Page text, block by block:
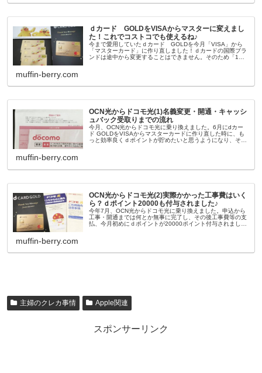
ｄカード GOLDをVISAからマスターに変えまし
た！これでコストコでも使えるね♪
今まで愛用していたｄカード GOLDを今月「VISA」から
「マスターカード」に作り直しました！ｄカードの国際ブラ
ンドは途中から変更することはできません。そのため「1度
muffin-berry.com
OCN光からドコモ光(1)名義変更・開通・キャッシ
ュバック受取りまでの流れ
今月、OCN光からドコモ光に乗り換えました。6月にdカー
ド GOLDをVISAからマスターカードに作り直した時に、も
っと効率良くｄポイントが貯めたいと思うようになり、その
muffin-berry.com
OCN光からドコモ光(2)実際かかった工事費はいく
ら？ｄポイント20000も付与されました♪
今年7月、OCN光からドコモ光に乗り換えました。申込から
工事・開通までは何とか無事に完了し、その後工事費等の支
払、今月初めにｄポイントが20000ポイント付与されまし
muffin-berry.com
主婦のクレカ事情 Apple関連
スポンサーリンク